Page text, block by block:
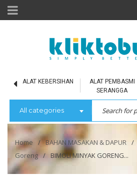
ALAT KEBERSIHAN
ALAT PEMBASMI
SERANGGA
All categories
Home / BAHAN MASAKAN & DAPUR /
Goreng / BIMOLI MINYAK GORENG...